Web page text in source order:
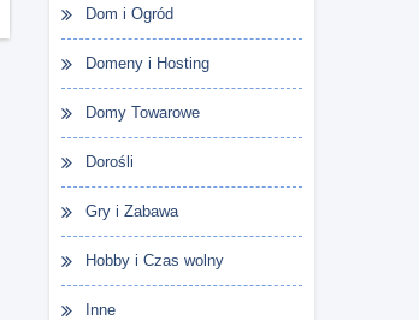
Dom i Ogród
Domeny i Hosting
Domy Towarowe
Dorośli
Gry i Zabawa
Hobby i Czas wolny
Inne